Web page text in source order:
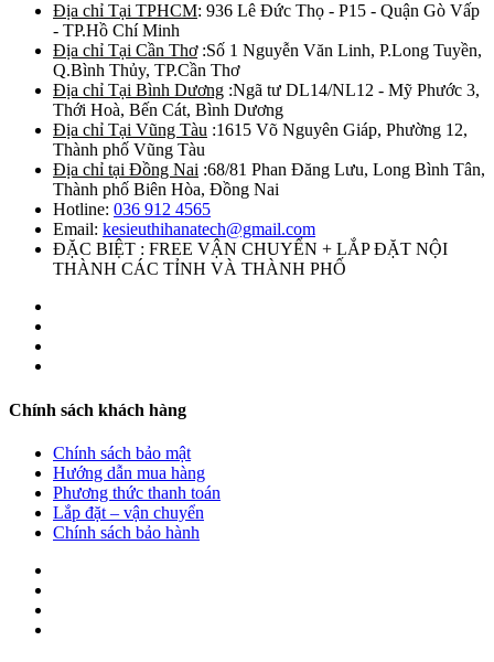
Địa chỉ Tại TPHCM: 936 Lê Đức Thọ - P15 - Quận Gò Vấp
- TP.Hồ Chí Minh
Địa chỉ Tại Cần Thơ:Số 1 Nguyễn Văn Linh, P.Long Tuyền,
Q.Bình Thủy, TP.Cần Thơ
Địa chỉ Tại Bình Dương :Ngã tư DL14/NL12 - Mỹ Phước 3,
Thới Hoà, Bến Cát, Bình Dương
Địa chỉ Tại Vũng Tàu :1615 Võ Nguyên Giáp, Phường 12,
Thành phố Vũng Tàu
Địa chỉ tại Đồng Nai :68/81 Phan Đăng Lưu, Long Bình Tân,
Thành phố Biên Hòa, Đồng Nai
Hotline: 036 912 4565
Email: kesieuthihanatech@gmail.com
ĐẶC BIỆT : FREE VẬN CHUYỂN + LẮP ĐẶT NỘI
THÀNH CÁC TỈNH VÀ THÀNH PHỐ
Chính sách khách hàng
Chính sách bảo mật
Hướng dẫn mua hàng
Phương thức thanh toán
Lắp đặt – vận chuyển
Chính sách bảo hành